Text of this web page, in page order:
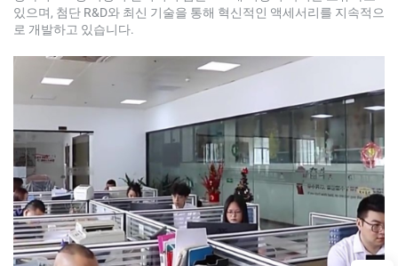
있으며, 첨단 R&D와 최신 기술을 통해 혁신적인 액세서리를 지속적으
로 개발하고 있습니다.